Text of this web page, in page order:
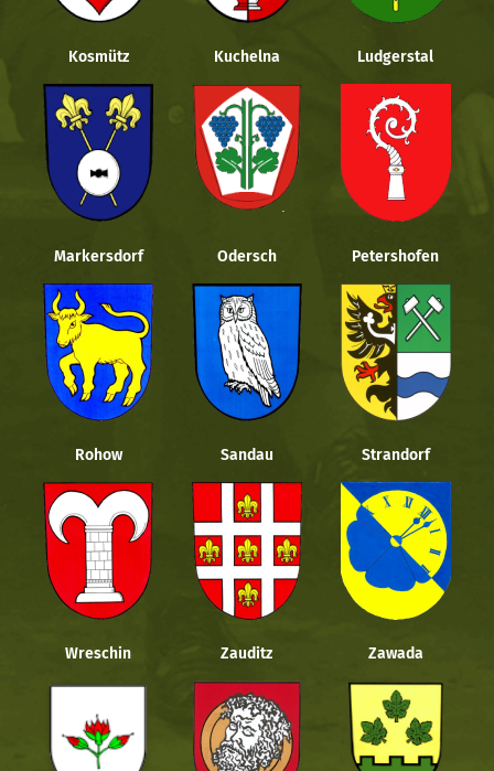
Kosmütz Kuchelna Ludgerstal
Markersdorf Odersch Petershofen
Rohow Sandau Strandorf
Wreschin Zauditz Zawada